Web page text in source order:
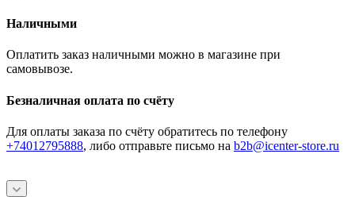
Наличными
Оплатить заказ наличными можно в магазине при
самовывозе.
Безналичная оплата по счёту
Для оплаты заказа по счёту обратитесь по телефону
+74012795888, либо отправьте письмо на b2b@icenter-store.ru